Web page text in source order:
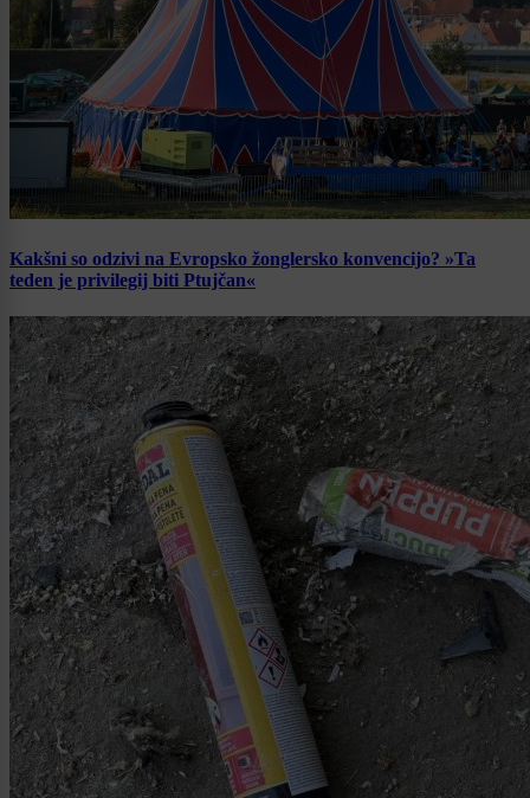
Kakšni so odzivi na Evropsko žonglersko konvencijo? »Ta
teden je privilegij biti Ptujčan«